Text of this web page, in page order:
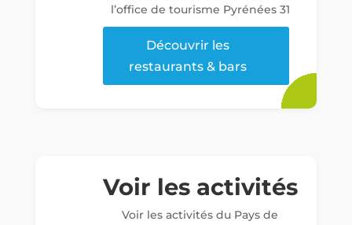
l’office de tourisme Pyrénées 31
Découvrir les
restaurants & bars
Voir les activités
Voir les activités du Pays de